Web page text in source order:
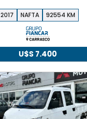
2017 NAFTA 92554
U$S 7.400